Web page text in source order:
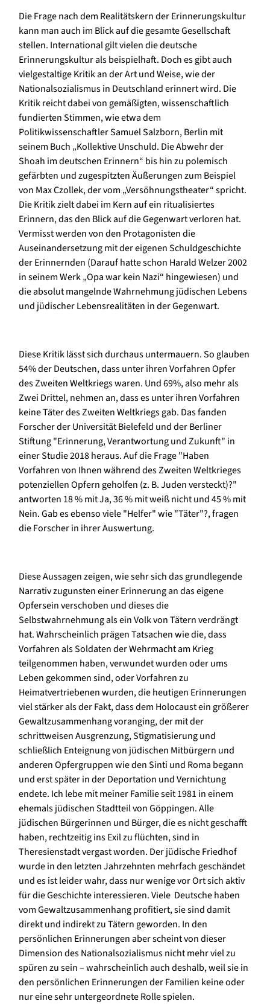
Die Frage nach dem Realitätskern der Erinnerungskultur
kann man auch im Blick auf die gesamte Gesellschaft
stellen. International gilt vielen die deutsche
Erinnerungskultur als beispielhaft. Doch es gibt auch
vielgestaltige Kritik an der Art und Weise, wie der
Nationalsozialismus in Deutschland erinnert wird. Die
Kritik reicht dabei von gemäßigten, wissenschaftlich
fundierten Stimmen, wie etwa dem
Politikwissenschaftler Samuel Salzborn, Berlin mit
seinem Buch „Kollektive Unschuld. Die Abwehr der
Shoah im deutschen Erinnern“ bis hin zu polemisch
gefärbten und zugespitzten Äußerungen zum Beispiel
von Max Czollek, der vom „Versöhnungstheater“ spricht.
Die Kritik zielt dabei im Kern auf ein ritualisiertes
Erinnern, das den Blick auf die Gegenwart verloren hat.
Vermisst werden von den Protagonisten die
Auseinandersetzung mit der eigenen Schuldgeschichte
der Erinnernden (Darauf hatte schon Harald Welzer 2002
in seinem Werk „Opa war kein Nazi“ hingewiesen) und
die absolut mangelnde Wahrnehmung jüdischen Lebens
und jüdischer Lebensrealitäten in der Gegenwart.
Diese Kritik lässt sich durchaus untermauern. So glauben
54% der Deutschen, dass unter ihren Vorfahren Opfer
des Zweiten Weltkriegs waren. Und 69%, also mehr als
Zwei Drittel, nehmen an, dass es unter ihren Vorfahren
keine Täter des Zweiten Weltkriegs gab. Das fanden
Forscher der Universität Bielefeld und der Berliner
Stiftung "Erinnerung, Verantwortung und Zukunft" in
einer Studie 2018 heraus. Auf die Frage "Haben
Vorfahren von Ihnen während des Zweiten Weltkrieges
potenziellen Opfern geholfen (z. B. Juden versteckt)?"
antworten 18 % mit Ja, 36 % mit weiß nicht und 45 % mit
Nein. Gab es ebenso viele "Helfer" wie "Täter"?, fragen
die Forscher in ihrer Auswertung.
Diese Aussagen zeigen, wie sehr sich das grundlegende
Narrativ zugunsten einer Erinnerung an das eigene
Opfersein verschoben und dieses die
Selbstwahrnehmung als ein Volk von Tätern verdrängt
hat. Wahrscheinlich prägen Tatsachen wie die, dass
Vorfahren als Soldaten der Wehrmacht am Krieg
teilgenommen haben, verwundet wurden oder ums
Leben gekommen sind, oder Vorfahren zu
Heimatvertriebenen wurden, die heutigen Erinnerungen
viel stärker als der Fakt, dass dem Holocaust ein größerer
Gewaltzusammenhang voranging, der mit der
schrittweisen Ausgrenzung, Stigmatisierung und
schließlich Enteignung von jüdischen Mitbürgern und
anderen Opfergruppen wie den Sinti und Roma begann
und erst später in der Deportation und Vernichtung
endete. Ich lebe mit meiner Familie seit 1981 in einem
ehemals jüdischen Stadtteil von Göppingen. Alle
jüdischen Bürgerinnen und Bürger, die es nicht geschafft
haben, rechtzeitig ins Exil zu flüchten, sind in
Theresienstadt vergast worden. Der jüdische Friedhof
wurde in den letzten Jahrzehnten mehrfach geschändet
und es ist leider wahr, dass nur wenige vor Ort sich aktiv
für die Geschichte interessieren. Viele Deutsche haben
vom Gewaltzusammenhang profitiert, sie sind damit
direkt und indirekt zu Tätern geworden. In den
persönlichen Erinnerungen aber scheint von dieser
Dimension des Nationalsozialismus nicht mehr viel zu
spüren zu sein – wahrscheinlich auch deshalb, weil sie in
den persönlichen Erinnerungen der Familien keine oder
nur eine sehr untergeordnete Rolle spielen.